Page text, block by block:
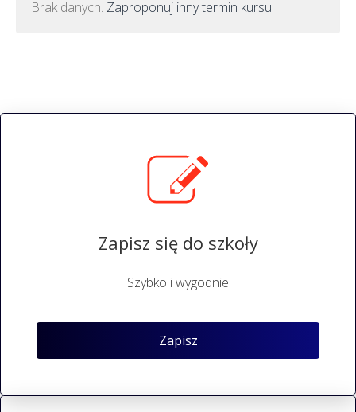
Brak danych. Zaproponuj inny termin kursu
Zapisz się do szkoły
Szybko i wygodnie
Zapisz